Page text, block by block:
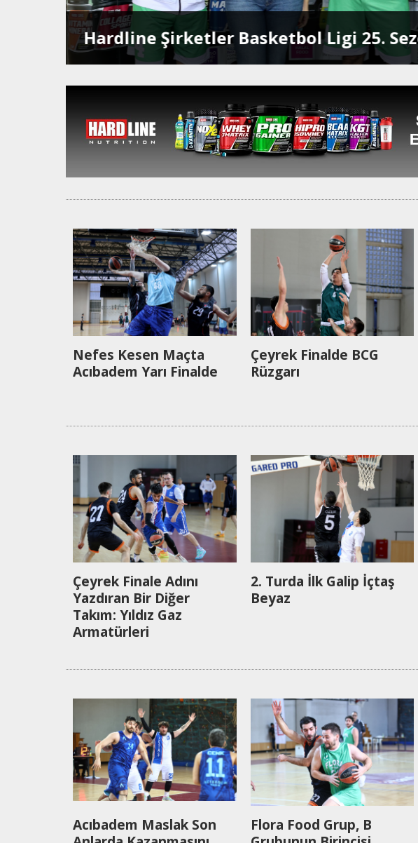
Nefes Kesen Maçta
Acıbadem Yarı Finalde
Çeyrek Finalde BCG
Rüzgarı
Çeyrek Finale Adını
Yazdıran Bir Diğer
Takım: Yıldız Gaz
Armatürleri
2. Turda İlk Galip İçtaş
Beyaz
Acıbadem Maslak Son
Flora Food Grup, B